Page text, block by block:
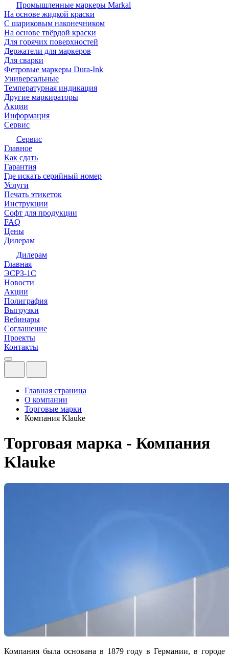
Промышленные маркеры Markal
На основе жидкой краски
С шариковым наконечником
На основе твёрдой краски
Для горячих поверхностей
Держатели для маркеров
Для сварки
Фетровые маркеры Dura-Ink
Универсальные
Температурная индикация
Другие маркираторы
Акции
Информация
Сервис
Сервис
Главное
Как сдать
Гарантия
Где искать серийный номер
Услуги
Печать этикеток
Инструкции
Софт для продукции
FAQ
Цены
Дилерам
Дилерам
Главная
ЭСРЗ-1С
Новости
Акции
Полиграфия
Выгрузки
Вебинары
Соглашение
Проекты
Контакты
Главная страница
О компании
Торговые марки
Компания Klauke
Торговая марка - Компания
Klauke
Компания была основана в 1879 году в Германии, в городе